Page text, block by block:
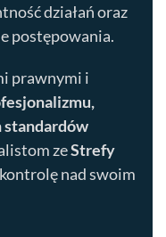
działań oraz
postępowania.
prawnymi i
standardów
zeStrefy
nad swoim